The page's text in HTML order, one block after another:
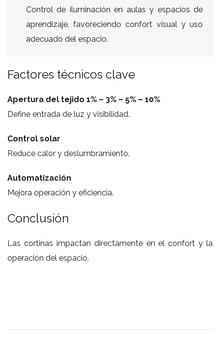
Control de iluminación en aulas y espacios de
aprendizaje, favoreciendo confort visual y uso
adecuado del espacio.
Factores técnicos clave
Apertura del tejido 1% – 3% – 5% – 10%
Define entrada de luz y visibilidad.
Control solar
Reduce calor y deslumbramiento.
Automatización
Mejora operación y eficiencia.
Conclusión
Las cortinas impactan directamente en el confort y la
operación del espacio.